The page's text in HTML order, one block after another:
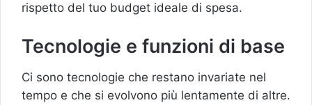
rispetto del tuo budget ideale di spesa.
Tecnologie e funzioni di base
Ci sono tecnologie che restano invariate nel
tempo e che si evolvono più lentamente di altre.